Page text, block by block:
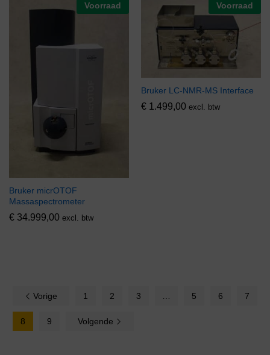
Voorraad
Bruker micrOTOF
Massaspectrometer
€ 34.999,00 excl. btw
Voorraad
Bruker LC-NMR-MS Interface
€ 1.499,00 excl. btw
Vorige 1 2 3 5 6 7
8 9 Volgende